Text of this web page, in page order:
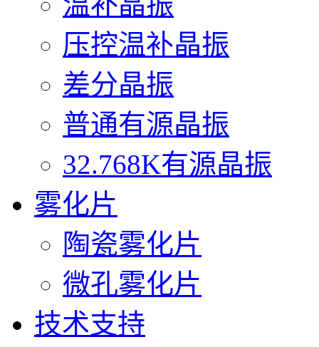
压控温补晶振
差分晶振
普通有源晶振
32.768K有源晶振
雾化片
陶瓷雾化片
微孔雾化片
技术支持